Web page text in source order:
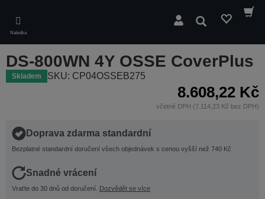
main
content
Nabídka
Hledat
DS-800WN 4Y OSSE CoverPlus
Skladem SKU: CP04OSSEB275
8.608,22 Kč
včetně DPH (7.114,23 Kč bez DPH)
Doprava zdarma standardní
Bezplatné standardní doručení všech objednávek s cenou vyšší než 740 Kč
Snadné vrácení
Vraťte do 30 dnů od doručení. Dozvědět se více